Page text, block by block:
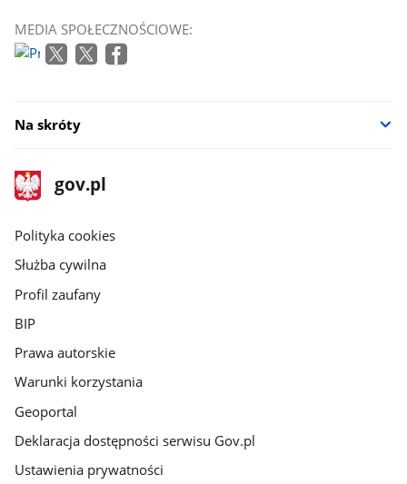
MEDIA SPOŁECZNOŚCIOWE:
Na skróty
stopka
gov.pl
Strona
gov.pl
gov.pl
Polityka cookies
Służba cywilna
Profil zaufany
BIP
Prawa autorskie
Warunki korzystania
Geoportal
Deklaracja dostępności serwisu Gov.pl
Ustawienia prywatności